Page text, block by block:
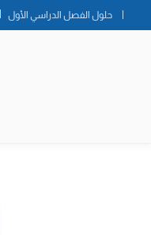
حلول الفصل الدراسي الأول